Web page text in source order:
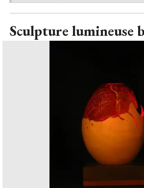
Sculpture lumineuse